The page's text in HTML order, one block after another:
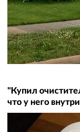
"Купил
что у него